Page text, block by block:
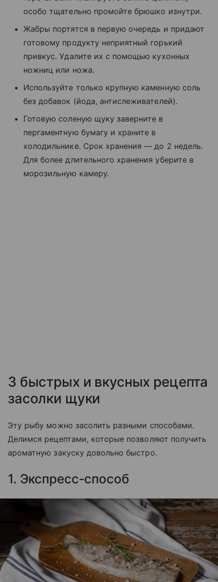
особо тщательно промойте брюшко изнутри.
Жабры портятся в первую очередь и придают
готовому продукту неприятный горький
привкус. Удалите их с помощью кухонных
ножниц или ножа.
Используйте только крупную каменную соль
без добавок (йода, антислеживателей).
Готовую соленую щуку заверните в
пергаментную бумагу и храните в
холодильнике. Срок хранения — до 2 недель.
Для более длительного хранения уберите в
морозильную камеру.
3 быстрых и вкусных рецепта
засолки щуки
Эту рыбу можно засолить разными способами.
Делимся рецептами, которые позволяют получить
ароматную закуску довольно быстро.
1. Экспресс-способ